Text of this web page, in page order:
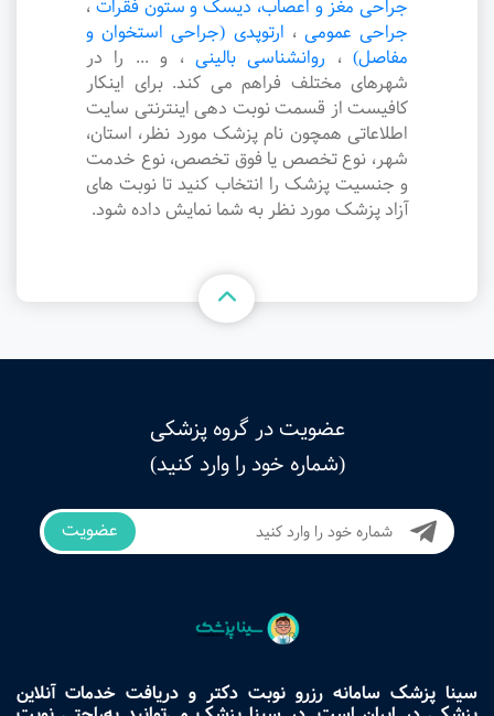
جراحی مغز و اعصاب، دیسک و ستون فقرات ،
جراحی عمومی ، ارتوپدی (جراحی استخوان و
مفاصل) ، روانشناسی بالینی ، و ... را در
شهرهای مختلف فراهم می کند. برای اینکار
کافیست از قسمت نوبت دهی اینترنتی سایت
اطلاعاتی همچون نام پزشک مورد نظر، استان،
شهر، نوع تخصص یا فوق تخصص، نوع خدمت
و جنسیت پزشک را انتخاب کنید تا نوبت های
آزاد پزشک مورد نظر به شما نمایش داده شود.
عضویت در گروه پزشکی
(شماره خود را وارد کنید)
عضویت
سینا پزشک سامانه رزرو نوبت دکتر و دریافت خدمات آنلاین